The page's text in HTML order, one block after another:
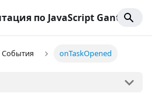
по JavaScript Gantt
События onTaskOpened